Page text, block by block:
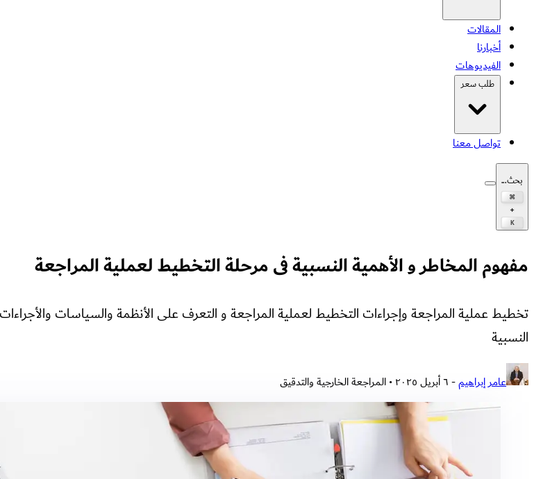
المقالات
أخبارنا
الفيديوهات
طلب سعر
تواصل معنا
بحث...
⌘
+
K
مفهوم المخاطر و الأهمية النسبية فى مرحلة التخطيط لعملية المراجعة
تخطيط عملية المراجعة وإجراءات التخطيط لعملية المراجعة و التعرف على الأنظمة والسياسات
النسبية
عامر إبراهيم-٦ أبريل ٢٠٢٥ • المراجعة الخارجية والتدقيق